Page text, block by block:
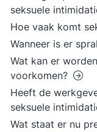
seksuele
Hoe vaak komt
Wanneer is er
Wat kan er
voorkomen?
Heeft de
seksuele
Wat staat er nu